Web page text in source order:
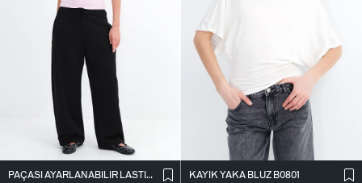
PAÇASI AYARLANABILIR LASTIKLI EŞOFMAN EŞF10690
KAYIK YAKA BLUZ B0801